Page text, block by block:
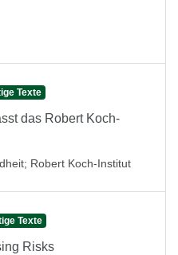
Texte
das Robert Koch-
; Robert Koch-Institut
Texte
Risks